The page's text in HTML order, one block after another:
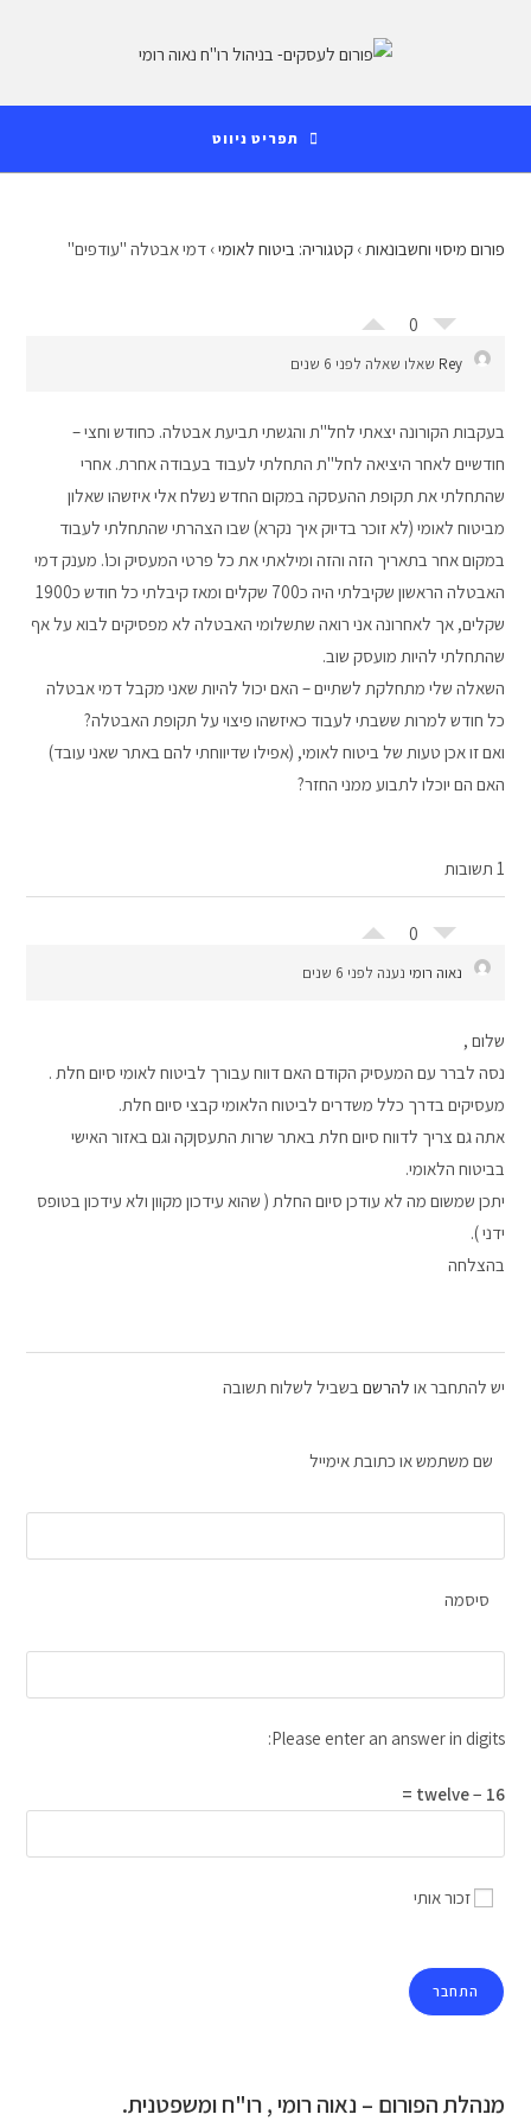
תפריט ניווט
פורום מיסוי וחשבונאות ›קטגוריה: ביטוח לאומי›דמי אבטלה ''עודפים''
0
Rey שאלו שאלה לפני 6 שנים
בעקבות הקורונה יצאתי לחל"ת והגשתי תביעת אבטלה. כחודש וחצי –
חודשיים לאחר היציאה לחל"ת התחלתי לעבוד בעבודה אחרת. אחרי
שהתחלתי את תקופת ההעסקה במקום החדש נשלח אלי איזשהו שאלון
מביטוח לאומי (לא זוכר בדיוק איך נקרא) שבו הצהרתי שהתחלתי לעבוד
במקום אחר בתאריך הזה והזה ומילאתי את כל פרטי המעסיק וכו'. מענק דמי
האבטלה הראשון שקיבלתי היה כ700 שקלים ומאז קיבלתי כל חודש כ1900
שקלים, אך לאחרונה אני רואה שתשלומי האבטלה לא מפסיקים לבוא על אף
שהתחלתי להיות מועסק שוב.
השאלה שלי מתחלקת לשתיים – האם יכול להיות שאני מקבל דמי אבטלה
כל חודש למרות ששבתי לעבוד כאיזשהו פיצוי על תקופת האבטלה?
ואם זו אכן טעות של ביטוח לאומי, (אפילו שדיווחתי להם באתר שאני עובד)
האם הם יוכלו לתבוע ממני החזר?
1 תשובות
0
נאוה רומי נענה לפני 6 שנים
שלום ,
נסה לברר עם המעסיק הקודם האם דווח עבורך לביטוח לאומי סיום חלת .
מעסיקים בדרך כלל משדרים לביטוח הלאומי קבצי סיום חלת.
אתה גם צריך לדווח סיום חלת באתר שרות התעסןקה וגם באזור האישי
בביטוח הלאומי.
יתכן שמשום מה לא עודכן סיום החלת ( שהוא עידכון מקוון ולא עידכון בטופס
ידני ).
בהצלחה
יש להתחבר או להרשם בשביל לשלוח תשובה
שם משתמש או כתובת אימייל
סיסמה
Please enter an answer in digits:
16 − twelve =
זכור אותי
מנהלת הפורום – נאוה רומי , רו"ח ומשפטנית.